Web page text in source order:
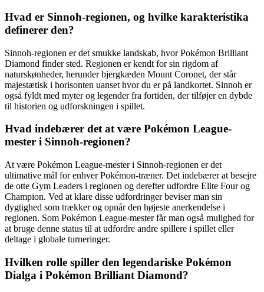
Hvad er Sinnoh-regionen, og hvilke karakteristika
definerer den?
Sinnoh-regionen er det smukke landskab, hvor Pokémon Brilliant
Diamond finder sted. Regionen er kendt for sin rigdom af
naturskønheder, herunder bjergkæden Mount Coronet, der står
majestætisk i horisonten uanset hvor du er på landkortet. Sinnoh er
også fyldt med myter og legender fra fortiden, der tilføjer en dybde
til historien og udforskningen i spillet.
Hvad indebærer det at være Pokémon League-
mester i Sinnoh-regionen?
At være Pokémon League-mester i Sinnoh-regionen er det
ultimative mål for enhver Pokémon-træner. Det indebærer at besejre
de otte Gym Leaders i regionen og derefter udfordre Elite Four og
Champion. Ved at klare disse udfordringer beviser man sin
dygtighed som trækker og opnår den højeste anerkendelse i
regionen. Som Pokémon League-mester får man også mulighed for
at bruge denne status til at udfordre andre spillere i spillet eller
deltage i globale turneringer.
Hvilken rolle spiller den legendariske Pokémon
Dialga i Pokémon Brilliant Diamond?